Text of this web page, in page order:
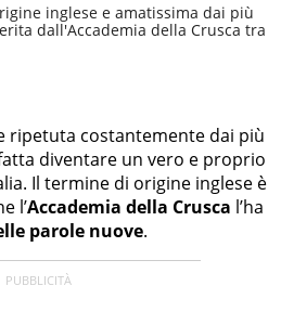
inglese e amatissima dai più
dall'Accademia della Crusca tra
ripetuta costantemente dai più
diventare un vero e proprio
Il termine di origine inglese è
l’Accademia della Crusca l’ha
parole nuove.